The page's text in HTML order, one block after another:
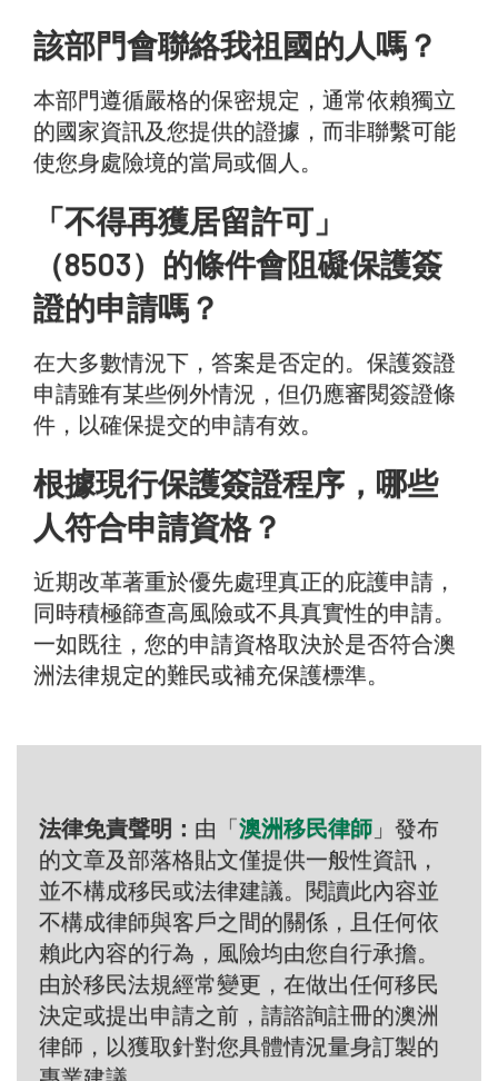
該部門會聯絡我祖國的人嗎？
本部門遵循嚴格的保密規定，通常依賴獨立
的國家資訊及您提供的證據，而非聯繫可能
使您身處險境的當局或個人。
「不得再獲居留許可」
（8503）的條件會阻礙保護簽
證的申請嗎？
在大多數情況下，答案是否定的。保護簽證
申請雖有某些例外情況，但仍應審閱簽證條
件，以確保提交的申請有效。
根據現行保護簽證程序，哪些
人符合申請資格？
近期改革著重於優先處理真正的庇護申請，
同時積極篩查高風險或不具真實性的申請。
一如既往，您的申請資格取決於是否符合澳
洲法律規定的難民或補充保護標準。
法律免責聲明： 由「澳洲移民律師 」發布
的文章及部落格貼文僅提供一般性資訊，
並不構成移民或法律建議。閱讀此內容並
不構成律師與客戶之間的關係，且任何依
賴此內容的行為，風險均由您自行承擔。
由於移民法規經常變更，在做出任何移民
決定或提出申請之前，請諮詢註冊的澳洲
律師，以獲取針對您具體情況量身訂製的